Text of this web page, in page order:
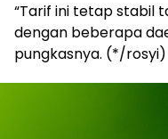
“Tarif ini tetap stabil
dengan beberapa
pungkasnya. (*/rosyi)